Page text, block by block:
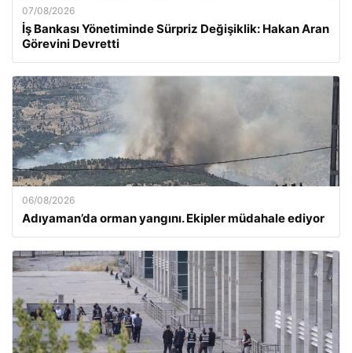
07/08/2026
İş Bankası Yönetiminde Sürpriz Değişiklik: Hakan Aran
Görevini Devretti
06/08/2026
Adıyaman’da orman yangını. Ekipler müdahale ediyor